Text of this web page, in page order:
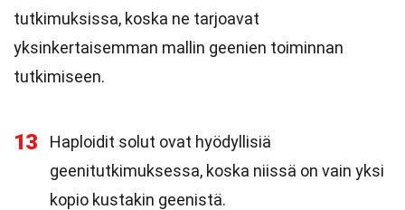
tutkimuksissa, koska ne tarjoavat
yksinkertaisemman mallin geenien toiminnan
tutkimiseen.
13
Haploidit solut ovat hyödyllisiä
geenitutkimuksessa, koska niissä on vain yksi
kopio kustakin geenistä.